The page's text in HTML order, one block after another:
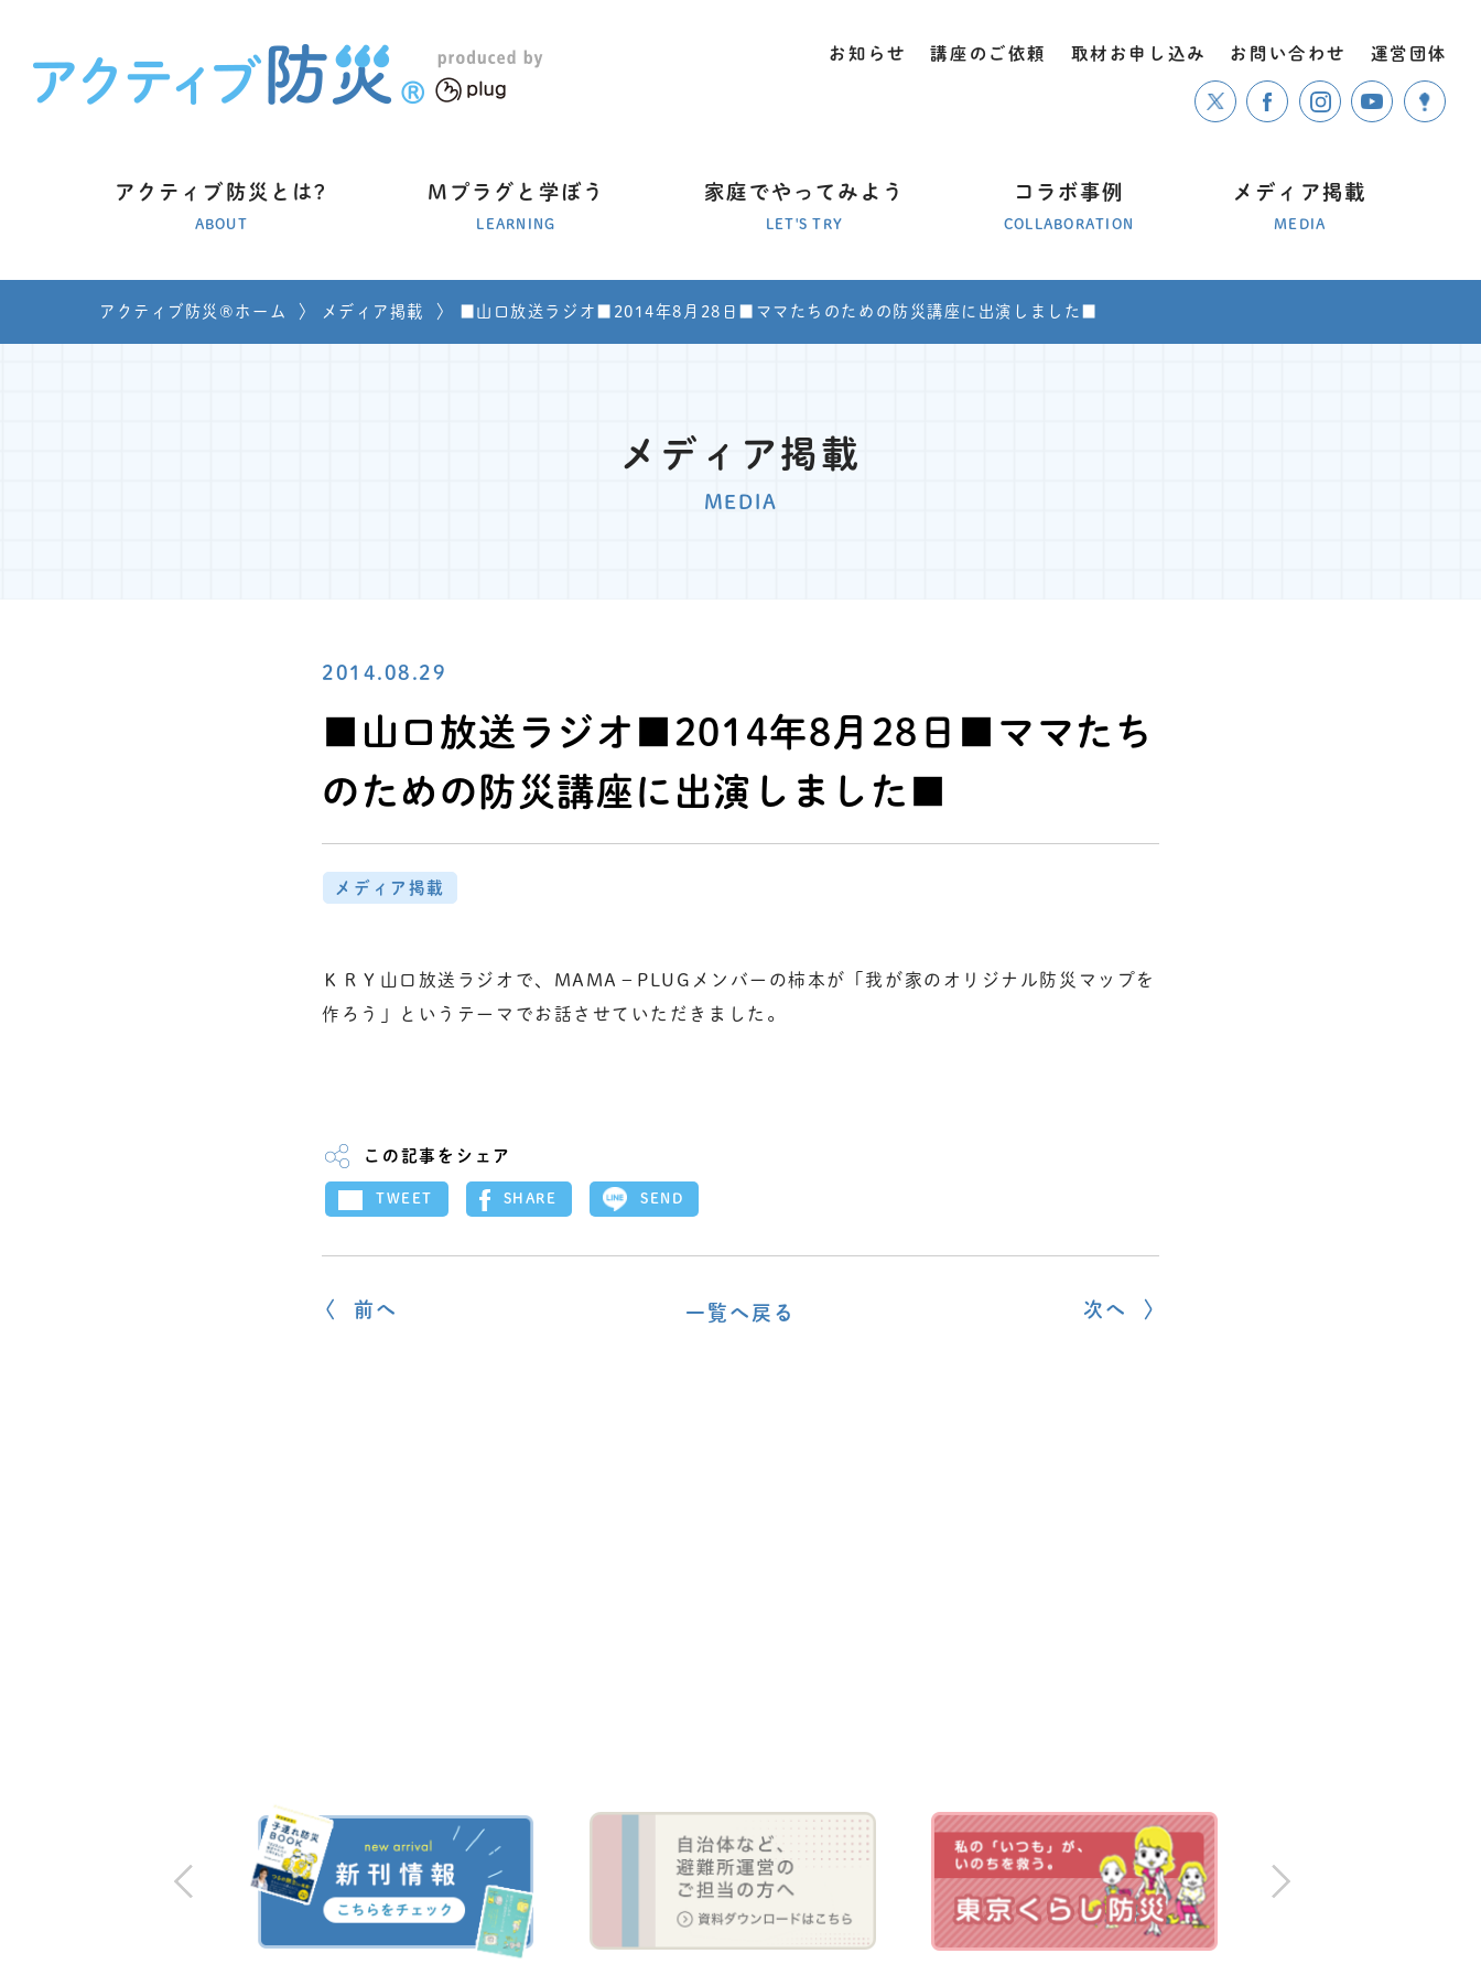
アクティブ防災とは?
ABOUT
Mプラグと学ぼう
LEARNING
家庭でやってみよう
LET'S TRY
コラボ事例
COLLABORATION
メディア掲載
MEDIA
お知らせ 講座のご依頼 取材お申し込み お問い合わせ 運営団体
アクティブ防災®ホーム 〉 メディア掲載 〉 ■山口放送ラジオ■2014年8月28日■ママたちのための防災講座に出演しました■
メディア掲載
MEDIA
2014.08.29
■山口放送ラジオ■2014年8月28日■ママたち
のための防災講座に出演しました■
メディア掲載
ＫＲＹ山口放送ラジオで、MAMA－PLUGメンバーの柿本が「我が家のオリジナル防災マップを
作ろう」というテーマでお話させていただきました。
この記事をシェア
TWEET SHARE SEND
一覧へ戻る